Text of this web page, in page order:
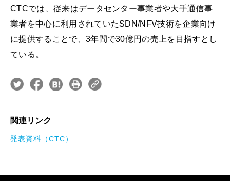
CTCでは、従来はデータセンター事業者や大手通信事
業者を中心に利用されていたSDN/NFV技術を企業向け
に提供することで、3年間で30億円の売上を目指すとし
ている。
関連リンク
発表資料（CTC）